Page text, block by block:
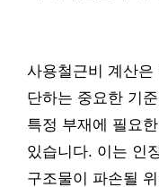
사용철근비 계산
단하는 중요한 기
특정 부재에 필요
있습니다. 이는 인
구조물이 파손될